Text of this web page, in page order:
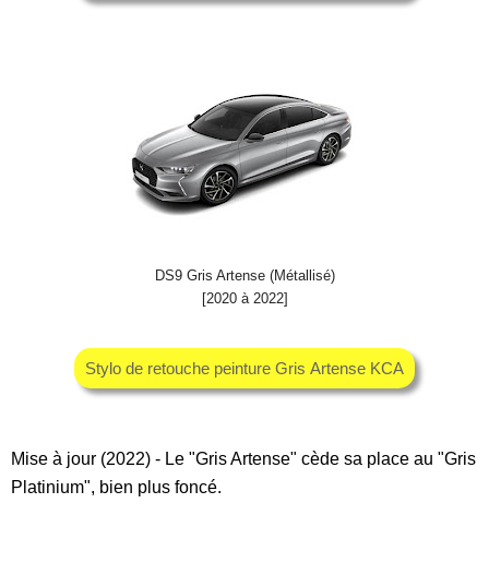
DS9 Gris Artense (Métallisé)
[2020 à 2022]
Stylo de retouche peinture Gris Artense KCA
Mise à jour (2022) - Le "Gris Artense" cède sa place au "Gris
Platinium", bien plus foncé.